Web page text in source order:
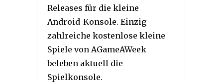
Releases für die kleine
Android-Konsole. Einzig
zahlreiche kostenlose kleine
Spiele von AGameAWeek
beleben aktuell die
Spielkonsole.